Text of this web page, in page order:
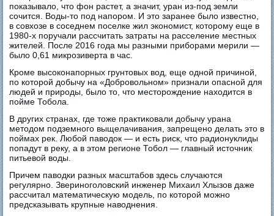
показывало, что фон растет, а значит, уран из-под земли
сочится. Воды-то под напором. И это заранее было известно,
в совхозе в соседнем поселке жил экономист, которому еще в
1980-х поручали рассчитать затраты на расселение местных
жителей. После 2016 года мы разными приборами мерили —
было 0,61 микрозиверта в час.
Кроме высоконапорных грунтовых вод, еще одной причиной,
по которой добычу на «Добровольном» признали опасной для
людей и природы, было то, что месторождение находится в
пойме Тобола.
В других странах, где тоже практиковали добычу урана
методом подземного выщелачивания, запрещено делать это в
поймах рек. Любой паводок — и есть риск, что радионуклиды
попадут в реку, а в этом регионе Тобол — главный источник
питьевой воды.
Причем паводки разных масштабов здесь случаются
регулярно. Звериноголовский инженер Михаил Хлызов даже
рассчитал математическую модель, по которой можно
предсказывать крупные наводнения.